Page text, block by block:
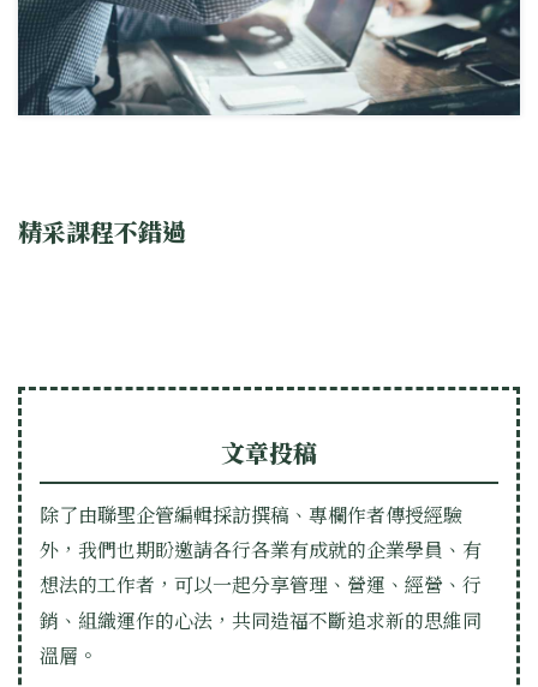
精采課程不錯過
文章投稿
除了由聯聖企管編輯採訪撰稿、專欄作者傳授經驗
外，我們也期盼邀請各行各業有成就的企業學員、有
想法的工作者，可以一起分享管理、營運、經營、行
銷、組織運作的心法，共同造福不斷追求新的思維同
溫層。